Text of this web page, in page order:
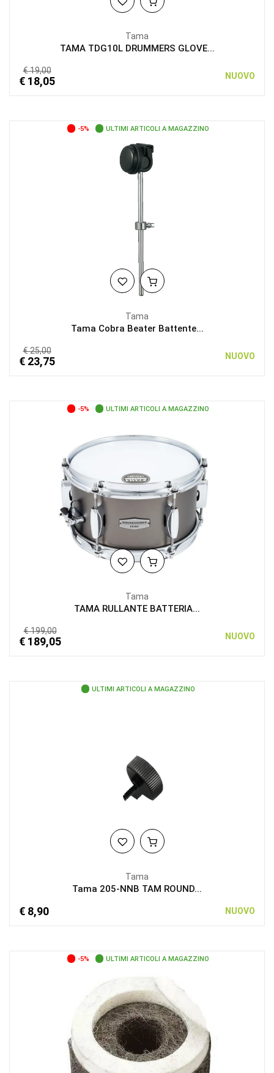
Tama
TAMA TDG10L DRUMMERS GLOVE...
€ 19,00
€ 18,05 NUOVO
-5% ULTIMI ARTICOLI A MAGAZZINO
Tama
Tama Cobra Beater Battente...
€ 25,00
€ 23,75 NUOVO
-5% ULTIMI ARTICOLI A MAGAZZINO
Tama
TAMA RULLANTE BATTERIA...
€ 199,00
€ 189,05 NUOVO
ULTIMI ARTICOLI A MAGAZZINO
Tama
Tama 205-NNB TAM ROUND...
€ 8,90 NUOVO
-5% ULTIMI ARTICOLI A MAGAZZINO